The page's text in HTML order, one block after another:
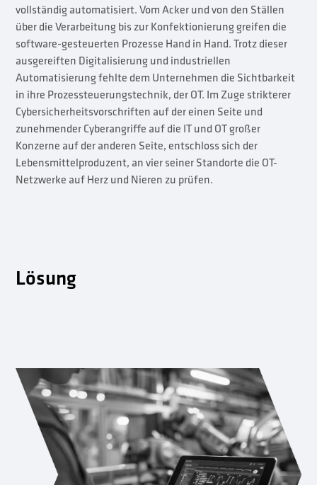
vollständig automatisiert. Vom Acker und von den Ställen
über die Verarbeitung bis zur Konfektionierung greifen die
software-gesteuerten Prozesse Hand in Hand. Trotz dieser
ausgereiften Digitalisierung und industriellen
Automatisierung fehlte dem Unternehmen die Sichtbarkeit
in ihre Prozessteuerungstechnik, der OT. Im Zuge strikterer
Cybersicherheitsvorschriften auf der einen Seite und
zunehmender Cyberangriffe auf die IT und OT großer
Konzerne auf der anderen Seite, entschloss sich der
Lebensmittelproduzent, an vier seiner Standorte die OT-
Netzwerke auf Herz und Nieren zu prüfen.
Lösung